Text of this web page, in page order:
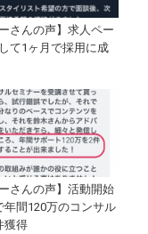
さんの声】求人ペー
て1ヶ月で採用に成
ーさんの声】活動開始
年間120万のコンサル
獲得